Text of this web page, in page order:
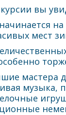
вы
мест
мастера
музыка,